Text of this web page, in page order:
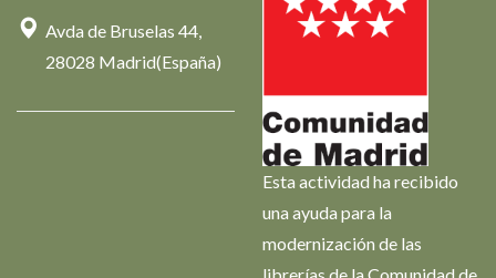
Avda de Bruselas 44,
28028 Madrid(España)
Esta actividad ha recibido
una ayuda para la
modernización de las